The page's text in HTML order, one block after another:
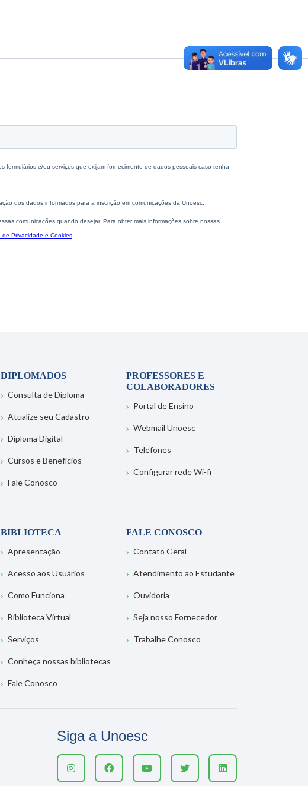
DIPLOMADOS
Consulta de Diploma
Atualize seu Cadastro
Diploma Digital
Cursos e Benefícios
Fale Conosco
PROFESSORES E
COLABORADORES
Portal de Ensino
Webmail Unoesc
Telefones
Configurar rede Wi-fi
BIBLIOTECA
Apresentação
Acesso aos Usuários
Como Funciona
Biblioteca Virtual
Serviços
Conheça nossas bibliotecas
Fale Conosco
FALE CONOSCO
Contato Geral
Atendimento ao Estudante
Ouvidoria
Seja nosso Fornecedor
Trabalhe Conosco
Siga a Unoesc